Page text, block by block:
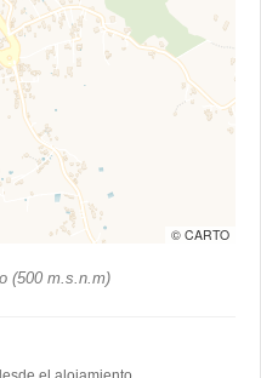
© CARTO
(500 m.s.n.m)